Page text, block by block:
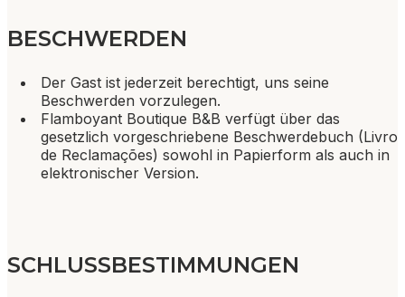
BESCHWERDEN
Der Gast ist jederzeit berechtigt, uns seine
Beschwerden vorzulegen.
Flamboyant Boutique B&B verfügt über das
gesetzlich vorgeschriebene Beschwerdebuch (Livro
de Reclamações) sowohl in Papierform als auch in
elektronischer Version.
SCHLUSSBESTIMMUNGEN